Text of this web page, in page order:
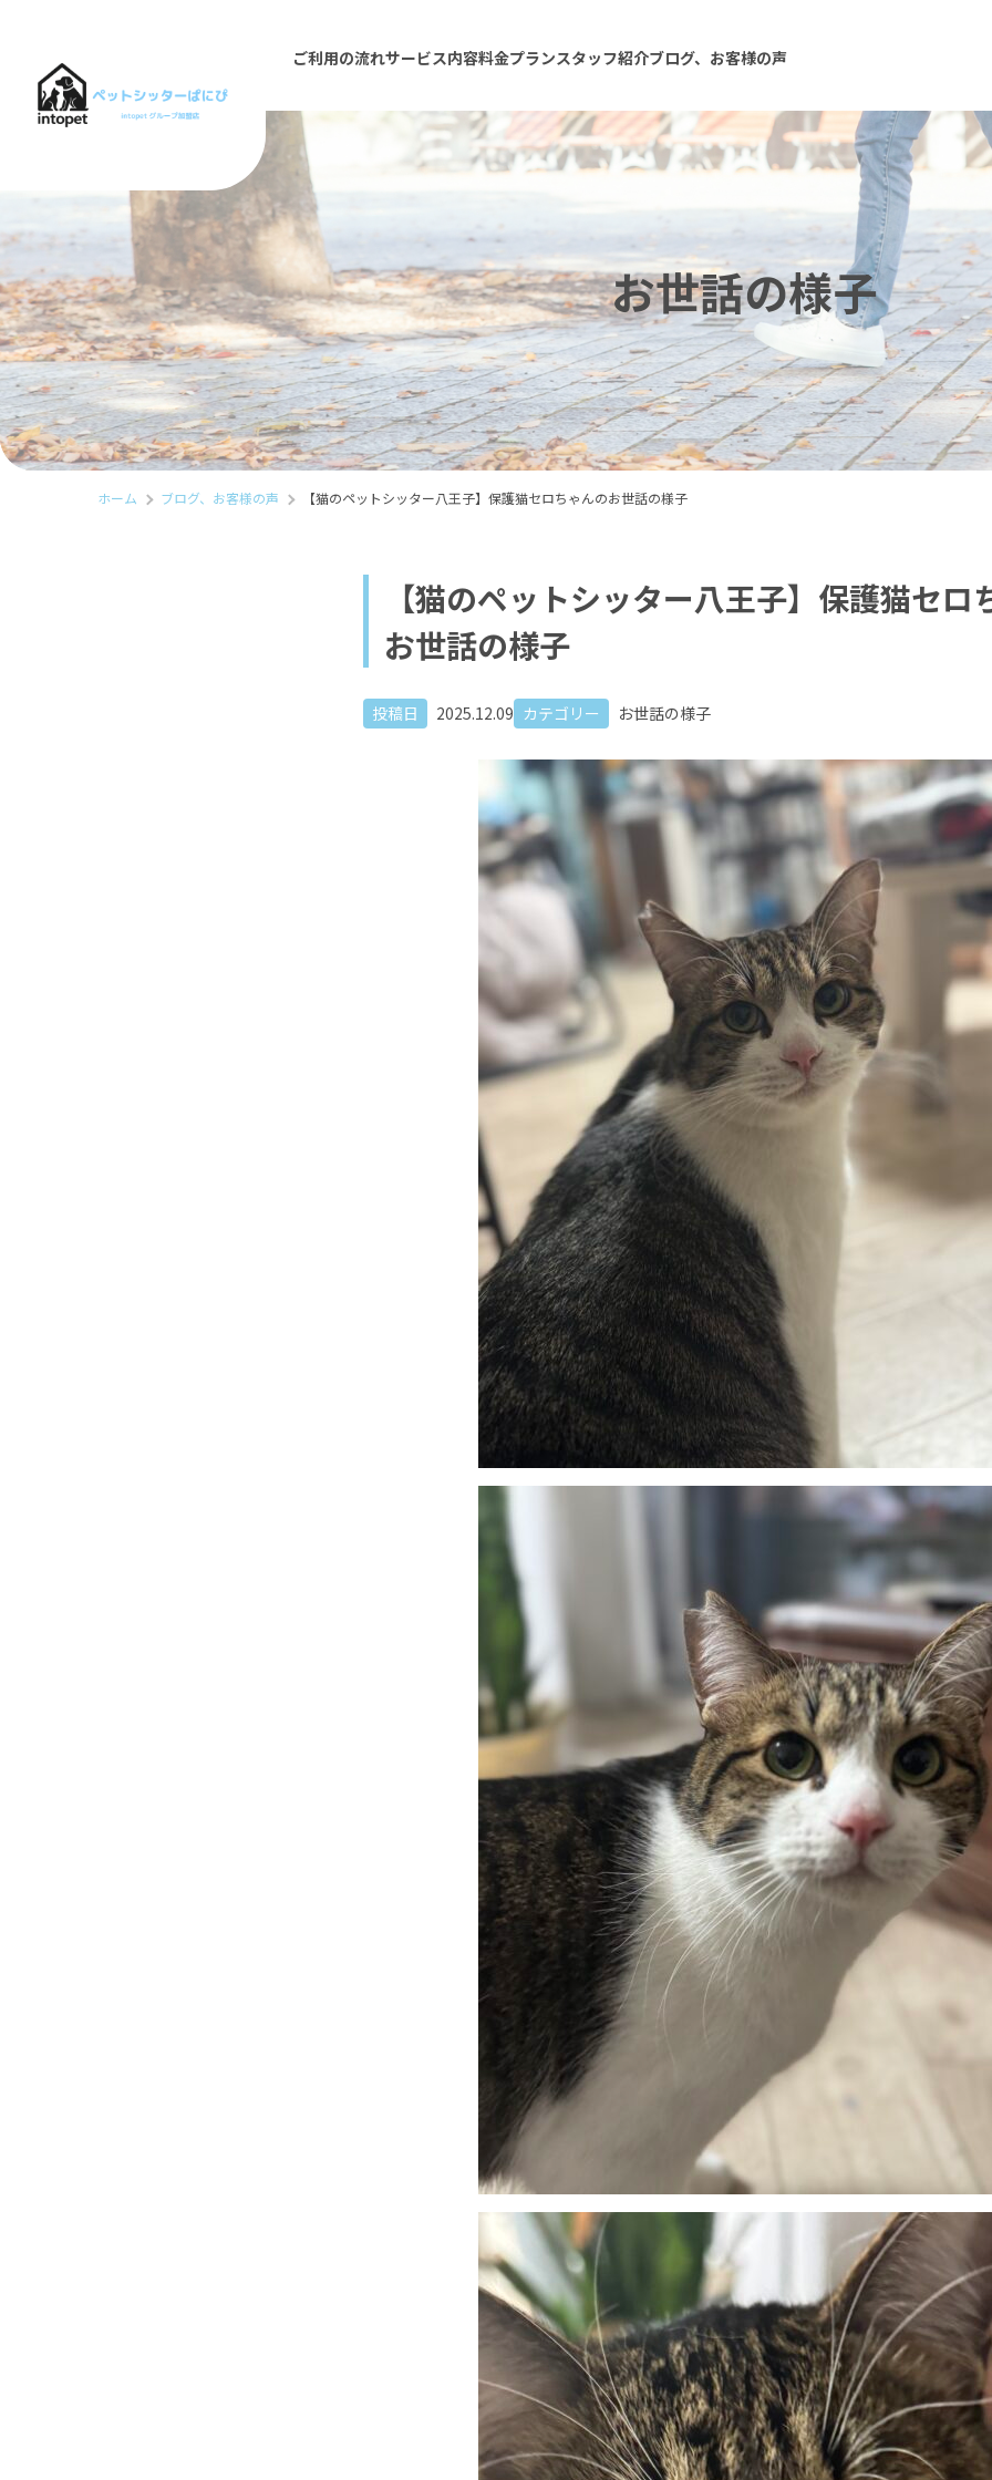
ご利用の流れサービス内容料金プランスタッフ紹介ブログ、お客様の声
お世話の様子
ホーム ブログ、お客様の声 【猫のペットシッター八王子】保護猫セロちゃんのお世話の様子
【猫のペットシッター八王子】保護猫セロ
お世話の様子
投稿日 2025.12.09 カテゴリー お世話の様子